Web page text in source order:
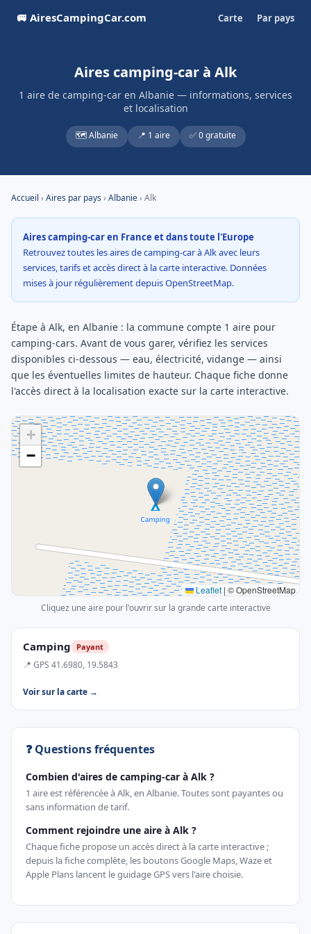
🚐 AiresCampingCar.com Carte Par pays
Aires camping-car à Alk
1 aire de camping-car en Albanie — informations, services
et localisation
🗺️ Albanie 📍 1 aire ✅ 0 gratuite
Accueil › Aires par pays› Albanie› Alk
Aires camping-car en France et dans toute l'Europe
Retrouvez toutes les aires de camping-car à Alk avec leurs
services, tarifs et accès direct à la carte interactive. Données
mises à jour régulièrement depuis OpenStreetMap.
Étape à Alk, en Albanie : la commune compte 1 aire pour
camping-cars. Avant de vous garer, vérifiez les services
disponibles ci-dessous — eau, électricité, vidange — ainsi
que les éventuelles limites de hauteur. Chaque fiche donne
l'accès direct à la localisation exacte sur la carte interactive.
Camping Payant
📍 GPS 41.6980, 19.5843
Voir sur la carte →
❓ Questions fréquentes
Combien d'aires de camping-car à Alk ?
1 aire est référencée à Alk, en Albanie. Toutes sont payantes ou
sans information de tarif.
Comment rejoindre une aire à Alk ?
Chaque fiche propose un accès direct à la carte interactive ;
depuis la fiche complète, les boutons Google Maps, Waze et
Apple Plans lancent le guidage GPS vers l'aire choisie.
+
−
Leaflet|© OpenStreetMap
Cliquez une aire pour l'ouvrir sur la grande carte interactive